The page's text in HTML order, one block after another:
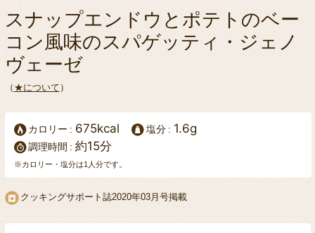
スナップエンドウとポテトのベー
コン風味のスパゲッティ・ジェノ
ヴェーゼ
（ ★について ）
カロリー 675kcal 塩分 1.6g
調理時間 約15分
※カロリー・塩分は1人分です。
クッキングサポート誌2020年03月号掲載